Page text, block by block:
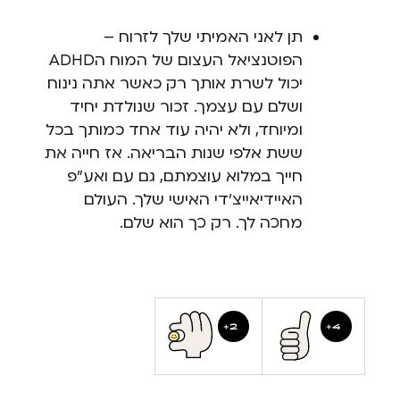
תן לאני האמיתי שלך לזרוח –
הפוטנציאל העצום של המוח הADHD
יכול לשרת אותך רק כאשר אתה נינוח
ושלם עם עצמך. זכור שנולדת יחיד
ומיוחד, ולא יהיה עוד אחד כמותך בכל
ששת אלפי שנות הבריאה. אז חייה את
חייך במלוא עוצמתם, גם עם ואע"פ
האיידיאייצ'די האישי שלך. העולם
מחכה לך. רק כך הוא שלם.
4
2